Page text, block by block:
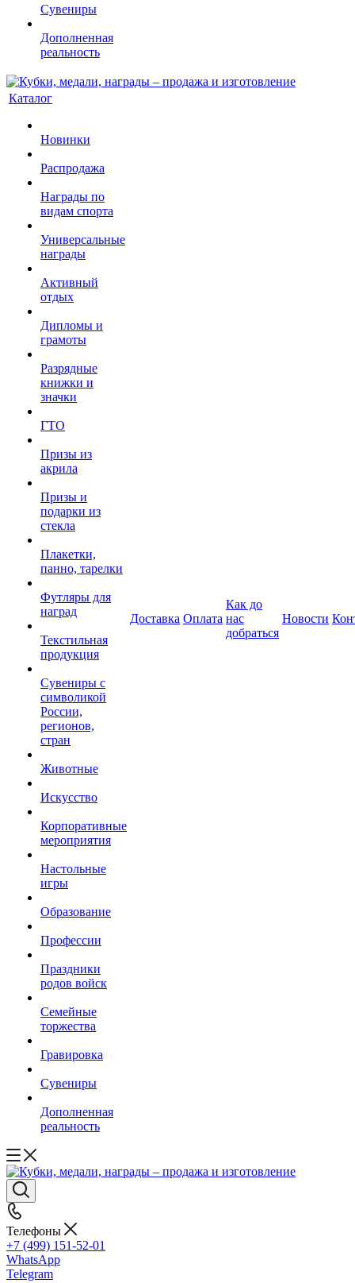
Сувениры
Дополненная
реальность
Каталог
Новинки
Распродажа
Награды по
видам спорта
Универсальные
награды
Активный
отдых
Дипломы и
грамоты
Разрядные
книжки и
значки
ГТО
Призы из
акрила
Призы и
подарки из
стекла
Плакетки,
панно, тарелки
Футляры для
наград
Текстильная
продукция
Сувениры с
символикой
России,
регионов,
стран
Животные
Искусство
Корпоративные
мероприятия
Настольные
игры
Образование
Профессии
Праздники
родов войск
Семейные
торжества
Гравировка
Сувениры
Дополненная
реальность
Доставка Оплата
Как до
нас
добраться
Новости
Телефоны
+7 (499) 151-52-01
WhatsApp
Telegram